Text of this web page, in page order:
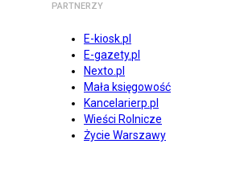
PARTNERZY
E-kiosk.pl
E-gazety.pl
Nexto.pl
Mała księgowość
Kancelarierp.pl
Wieści Rolnicze
Życie Warszawy